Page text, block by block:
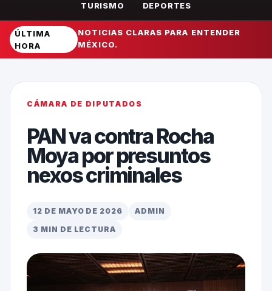
TURISMO DEPORTES
ÚLTIMA
HORA
NOTICIAS CLARAS PARA ENTENDER
MÉXICO.
CÁMARA DE DIPUTADOS
PAN va contra Rocha
Moya por presuntos
nexos criminales
12 DE MAYO DE 2026
ADMIN
3 MIN DE LECTURA